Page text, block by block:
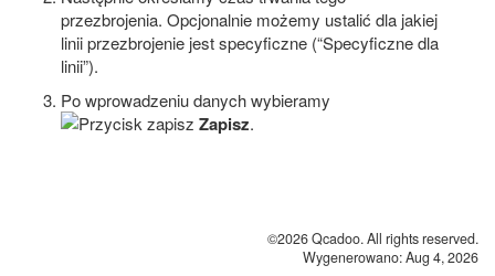
przezbrojenia. Opcjonalnie możemy ustalić dla jakiej
linii przezbrojenie jest specyficzne (“Specyficzne dla
linii”).
Po wprowadzeniu danych wybieramy
Zapisz.
©2026 Qcadoo. All rights reserved.
Wygenerowano: Aug 4, 2026